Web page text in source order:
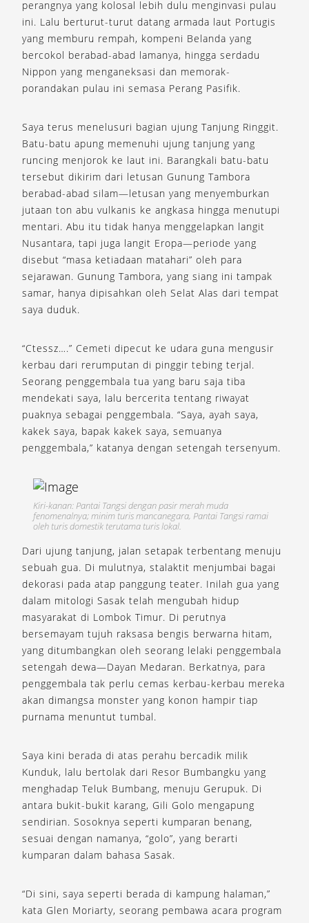
perangnya yang kolosal lebih dulu menginvasi pulau
ini. Lalu berturut-turut datang armada laut Portugis
yang memburu rempah, kompeni Belanda yang
bercokol berabad-abad lamanya, hingga serdadu
Nippon yang menganeksasi dan memorak-
porandakan pulau ini semasa Perang Pasifik.
Saya terus menelusuri bagian ujung Tanjung Ringgit.
Batu-batu apung memenuhi ujung tanjung yang
runcing menjorok ke laut ini. Barangkali batu-batu
tersebut dikirim dari letusan Gunung Tambora
berabad-abad silam—letusan yang menyemburkan
jutaan ton abu vulkanis ke angkasa hingga menutupi
mentari. Abu itu tidak hanya menggelapkan langit
Nusantara, tapi juga langit Eropa—periode yang
disebut “masa ketiadaan matahari” oleh para
sejarawan. Gunung Tambora, yang siang ini tampak
samar, hanya dipisahkan oleh Selat Alas dari tempat
saya duduk.
“Ctessz….” Cemeti dipecut ke udara guna mengusir
kerbau dari rerumputan di pinggir tebing terjal.
Seorang penggembala tua yang baru saja tiba
mendekati saya, lalu bercerita tentang riwayat
puaknya sebagai penggembala. “Saya, ayah saya,
kakek saya, bapak kakek saya, semuanya
penggembala,” katanya dengan setengah tersenyum.
Kiri-kanan: Pantai Tangsi dengan pasir merah muda
fenomenalnya; minim turis mancanegara, Pantai Tangsi ramai
oleh turis domestik terutama turis lokal.
Dari ujung tanjung, jalan setapak terbentang menuju
sebuah gua. Di mulutnya, stalaktit menjumbai bagai
dekorasi pada atap panggung teater. Inilah gua yang
dalam mitologi Sasak telah mengubah hidup
masyarakat di Lombok Timur. Di perutnya
bersemayam tujuh raksasa bengis berwarna hitam,
yang ditumbangkan oleh seorang lelaki penggembala
setengah dewa—Dayan Medaran. Berkatnya, para
penggembala tak perlu cemas kerbau-kerbau mereka
akan dimangsa monster yang konon hampir tiap
purnama menuntut tumbal.
Saya kini berada di atas perahu bercadik milik
Kunduk, lalu bertolak dari Resor Bumbangku yang
menghadap Teluk Bumbang, menuju Gerupuk. Di
antara bukit-bukit karang, Gili Golo mengapung
sendirian. Sosoknya seperti kumparan benang,
sesuai dengan namanya, “golo”, yang berarti
kumparan dalam bahasa Sasak.
“Di sini, saya seperti berada di kampung halaman,”
kata Glen Moriarty, seorang pembawa acara program